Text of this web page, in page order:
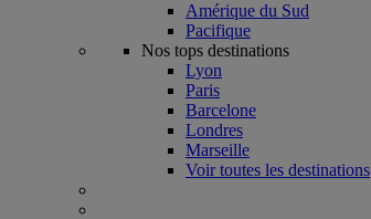
Amérique du Sud
Pacifique
Nos tops destinations
Lyon
Paris
Barcelone
Londres
Marseille
Voir toutes les destinations